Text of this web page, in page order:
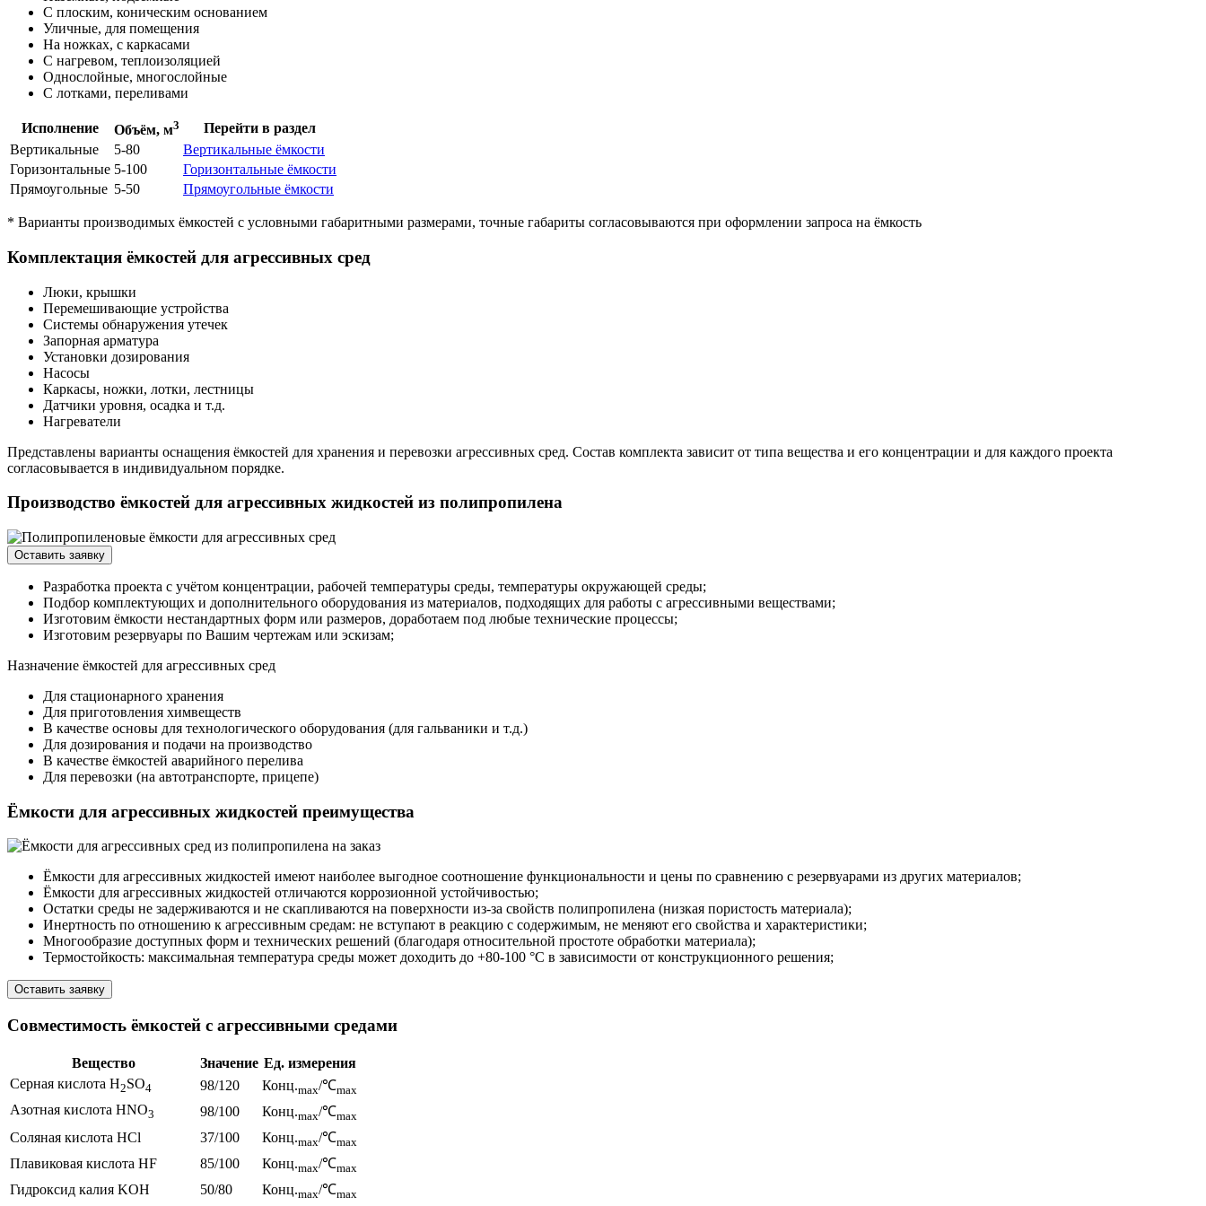
С плоским, коническим основанием
Уличные, для помещения
На ножках, с каркасами
С нагревом, теплоизоляцией
Однослойные, многослойные
С лотками, переливами
Исполнение Объём, м3
Перейти в раздел
Вертикальные
5-80
Вертикальные ёмкости
Горизонтальные 5-100
Горизонтальные ёмкости
Прямоугольные 5-50 Прямоугольные ёмкости
* Варианты производимых ёмкостей с условными габаритными размерами, точные габариты согласовываются при оформлении запроса на ёмкость
Комплектация ёмкостей для агрессивных сред
Люки, крышки
Перемешивающие устройства
Системы обнаружения утечек
Запорная арматура
Установки дозирования
Насосы
Каркасы, ножки, лотки, лестницы
Датчики уровня, осадка и т.д.
Нагреватели
Представлены варианты оснащения ёмкостей для хранения и перевозки агрессивных сред. Состав комплекта зависит от типа вещества и его концентрации и для каждого проекта
согласовывается в индивидуальном порядке.
Производство ёмкостей для агрессивных жидкостей из полипропилена
Оставить заявку
Разработка проекта с учётом концентрации, рабочей температуры среды, температуры окружающей среды;
Подбор комплектующих и дополнительного оборудования из материалов, подходящих для работы с агрессивными веществами;
Изготовим ёмкости нестандартных форм или размеров, доработаем под любые технические процессы;
Изготовим резервуары по Вашим чертежам или эскизам;
Назначение ёмкостей для агрессивных сред
Для стационарного хранения
Для приготовления химвеществ
В качестве основы для технологического оборудования (для гальваники и т.д.)
Для дозирования и подачи на производство
В качестве ёмкостей аварийного перелива
Для перевозки (на автотранспорте, прицепе)
Ёмкости для агрессивных жидкостей преимущества
Ёмкости для агрессивных жидкостей имеют наиболее выгодное соотношение функциональности и цены по сравнению с резервуарами из других материалов;
Ёмкости для агрессивных жидкостей отличаются коррозионной устойчивостью;
Остатки среды не задерживаются и не скапливаются на поверхности из-за свойств полипропилена (низкая пористость материала);
Инертность по отношению к агрессивным средам: не вступают в реакцию с содержимым, не меняют его свойства и характеристики;
Многообразие доступных форм и технических решений (благодаря относительной простоте обработки материала);
Термостойкость: максимальная температура среды может доходить до +80-100 °С в зависимости от конструкционного решения;
Оставить заявку
Совместимость ёмкостей с агрессивными средами
Вещество Значение Ед. измерения
Серная кислота H2SO4 98/120 Конц.max/℃max
Азотная кислота HNO3 98/100 Конц.max/℃max
Соляная кислота HCl 37/100 Конц.max/℃max
Плавиковая кислота HF 85/100 Конц.max/℃max
Гидроксид калия KOH 50/80 Конц.max/℃max